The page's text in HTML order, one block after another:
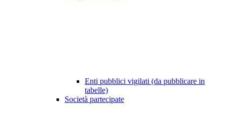
Enti pubblici vigilati (da pubblicare in
tabelle)
Società partecipate